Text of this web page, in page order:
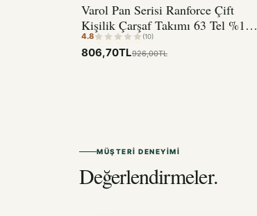
Varol Pan Serisi Ranforce Çift
Kişilik Çarşaf Takımı 63 Tel %100
Pamuk
4.8 (10)
806,70TL926,00TL
MÜŞTERI DENEYIMI
Değerlendirmeler.